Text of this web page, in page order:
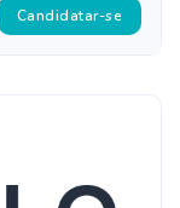
Candidatar-se